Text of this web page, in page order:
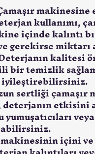
kullanımı,
içinde kalıntı
gerekirse miktarı
kalitesi
bir temizlik
iyileştirebilirsiniz.
sertliği
etkisini
yumuşatıcıları
içini